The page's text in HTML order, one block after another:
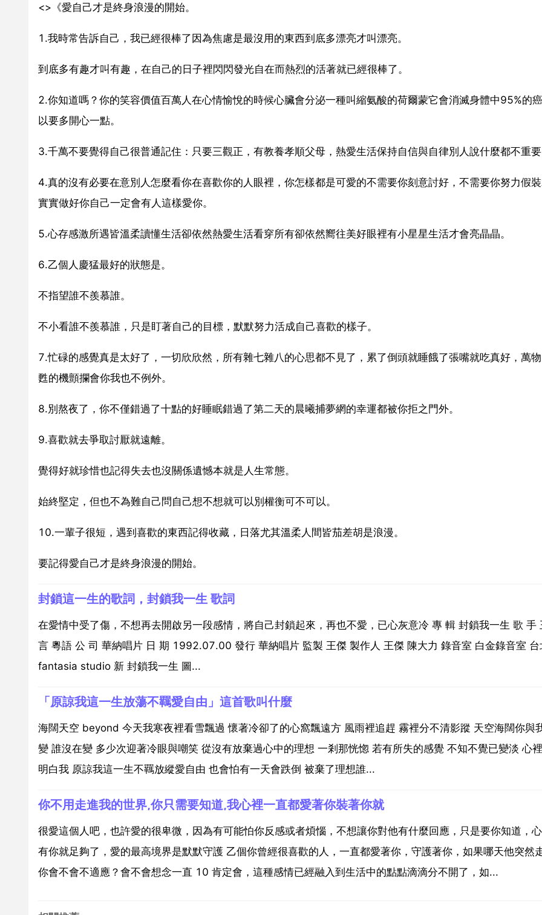
<>《愛自己才是終身浪漫的開始。
1.我時常告訴自己，我已經很棒了因為焦慮是最沒用的東西到底多漂亮才叫漂亮。
到底多有趣才叫有趣，在自己的日子裡閃閃發光自在而熱烈的活著就已經很棒了。
2.你知道嗎？你的笑容價值百萬人在心情愉悅的時候心臟會分泌一種叫縮氨酸的荷爾蒙它會消滅身體中95%的
以要多開心一點。
3.千萬不要覺得自己很普通記住：只要三觀正，有教養孝順父母，熱愛生活保持自信與自律別人說什麼都不重
4.真的沒有必要在意別人怎麼看你在喜歡你的人眼裡，你怎樣都是可愛的不需要你刻意討好，不需要你努力假
實實做好你自己一定會有人這樣愛你。
5.心存感激所遇皆溫柔讀懂生活卻依然熱愛生活看穿所有卻依然嚮往美好眼裡有小星星生活才會亮晶晶。
6.乙個人慶猛最好的狀態是。
不指望誰不羨慕誰。
不小看誰不羨慕誰，只是盯著自己的目標，默默努力活成自己喜歡的樣子。
7.忙碌的感覺真是太好了，一切欣欣然，所有雜七雜八的心思都不見了，累了倒頭就睡餓了張嘴就吃真好，萬
甦的機顫攔會你我也不例外。
8.別熬夜了，你不僅錯過了十點的好睡眠錯過了第二天的晨曦捕夢網的幸運都被你拒之門外。
9.喜歡就去爭取討厭就遠離。
覺得好就珍惜也記得失去也沒關係遺憾本就是人生常態。
始終堅定，但也不為難自己問自己想不想就可以別權衡可不可以。
10.一輩子很短，遇到喜歡的東西記得收藏，日落尤其溫柔人間皆茄差胡是浪漫。
要記得愛自己才是終身浪漫的開始。
封鎖這一生的歌詞，封鎖我一生 歌詞
在愛情中受了傷，不想再去開啟另一段感情，將自己封鎖起來，再也不愛，已心灰意冷 專 輯 封鎖我一生 歌 手
言 粵語 公 司 華納唱片 日 期 1992.07.00 發行 華納唱片 監製 王傑 製作人 王傑 陳大力 錄音室 白金錄音室 台
fantasia studio 新 封鎖我一生 圖...
「原諒我這一生放蕩不羈愛自由」這首歌叫什麼
海闊天空 beyond 今天我寒夜裡看雪飄過 懷著冷卻了的心窩飄遠方 風雨裡追趕 霧裡分不清影蹤 天空海闊你與
變 誰沒在變 多少次迎著冷眼與嘲笑 從沒有放棄過心中的理想 一剎那恍惚 若有所失的感覺 不知不覺已變淡 心
明白我 原諒我這一生不羈放縱愛自由 也會怕有一天會跌倒 被棄了理想誰...
你不用走進我的世界,你只需要知道,我心裡一直都愛著你裝著你就
很愛這個人吧，也許愛的很卑微，因為有可能怕你反感或者煩惱，不想讓你對他有什麼回應，只是要你知道，
有你就足夠了，愛的最高境界是默默守護 乙個你曾經很喜歡的人，一直都愛著你，守護著你，如果哪天他突然
你會不會不適應？會不會想念一直 10 肯定會，這種感情已經融入到生活中的點點滴滴分不開了，如...